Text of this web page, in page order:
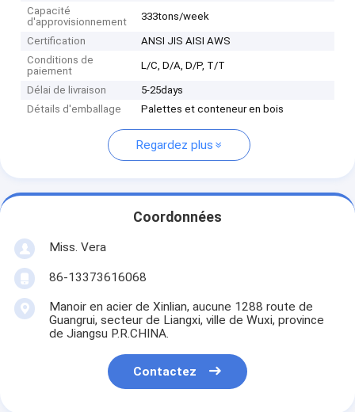
Capacité
d'approvisionnement
333tons/week
Certification
ANSI JIS AISI AWS
Conditions de
paiement
L/C, D/A, D/P, T/T
Délai de livraison
5-25days
Détails d'emballage
Palettes et conteneur en bois
Regardez plus
Coordonnées
Miss. Vera
86-13373616068
Manoir en acier de Xinlian, aucune 1288 route de
Guangrui, secteur de Liangxi, ville de Wuxi, province
de Jiangsu P.R.CHINA.
Contactez